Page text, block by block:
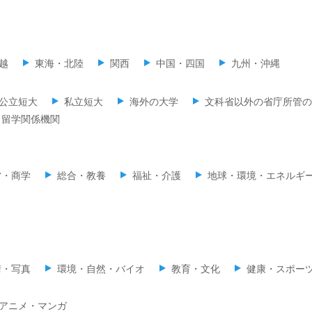
東海・北陸 関西 中国・四国 九州・沖縄
立短大 私立短大 海外の大学 文科省以外の省庁所管
留学関係機関
商学 総合・教養 福祉・介護 地球・環境・エネルギ
写真 環境・自然・バイオ 教育・文化 健康・スポー
ニメ・マンガ